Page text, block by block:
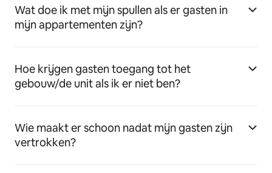
Wat doe ik met mijn spullen als er gasten in
mijn appartementen zijn?
Hoe krijgen gasten toegang tot het
gebouw/de unit als ik er niet ben?
Wie maakt er schoon nadat mijn gasten zijn
vertrokken?